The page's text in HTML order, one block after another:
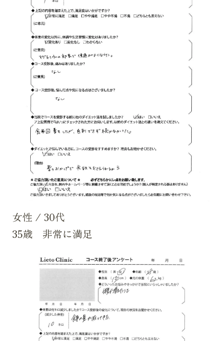
女性 / 30代
35歳 非常に満足